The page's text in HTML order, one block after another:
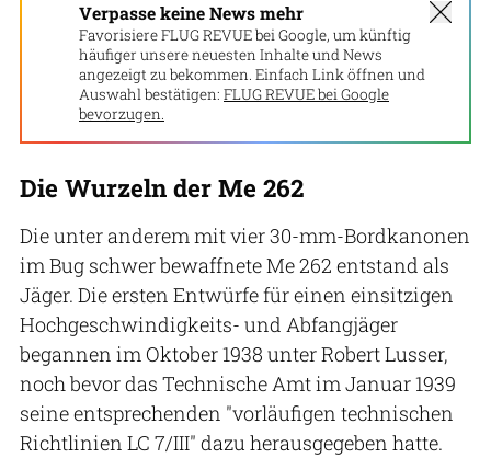
Verpasse keine News mehr
Favorisiere FLUG REVUE bei Google, um künftig
häufiger unsere neuesten Inhalte und News
angezeigt zu bekommen. Einfach Link öffnen und
Auswahl bestätigen: FLUG REVUE bei Google
bevorzugen.
Die Wurzeln der Me 262
Die unter anderem mit vier 30-mm-Bordkanonen
im Bug schwer bewaffnete Me 262 entstand als
Jäger. Die ersten Entwürfe für einen einsitzigen
Hochgeschwindigkeits- und Abfangjäger
begannen im Oktober 1938 unter Robert Lusser,
noch bevor das Technische Amt im Januar 1939
seine entsprechenden "vorläufigen technischen
Richtlinien LC 7/III" dazu herausgegeben hatte.